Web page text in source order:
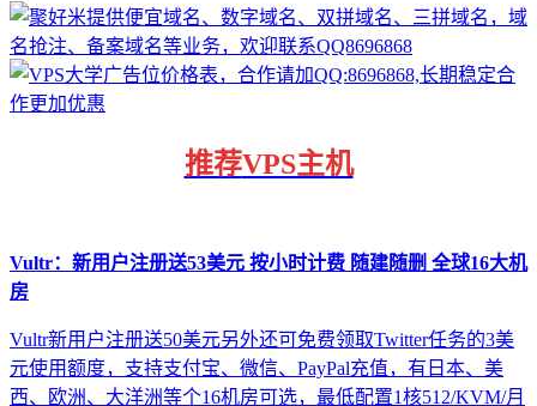
推荐VPS主机
Vultr：新用户注册送53美元 按小时计费 随建随删 全球16大机
房
Vultr新用户注册送50美元另外还可免费领取Twitter任务的3美
元使用额度，支持支付宝、微信、PayPal充值，有日本、美
西、欧洲、大洋洲等个16机房可选，最低配置1核512/KVM/月